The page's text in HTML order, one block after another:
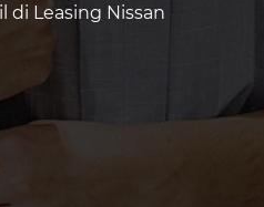
di Leasing Nissan